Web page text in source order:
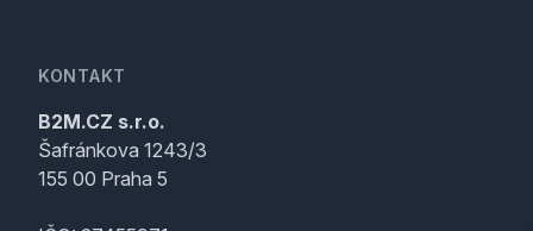
KONTAKT
B2M.CZ s.r.o.
Šafránkova 1243/3
155 00 Praha 5